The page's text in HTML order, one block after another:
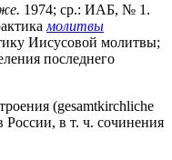
1974; ср.: ИАБ, № 1.
молитвы
Иисусовой молитвы;
последнего
(gesamtkirchliche
в т. ч. сочинения